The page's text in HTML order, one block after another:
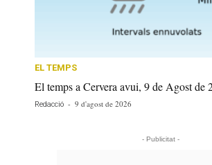
EL TEMPS
El temps a Cervera avui, 9 de Agost de
Redacció - 9 d'agost de 2026
- Publicitat -